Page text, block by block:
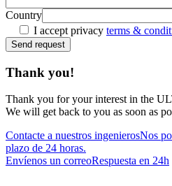
Country
I accept privacy terms &
Thank you!
Thank you for your interest in the
We will get back to you as soon as
Contacte a nuestros ingenierosNos
plazo de 24 horas.
Envíenos un correoRespuesta en 24h